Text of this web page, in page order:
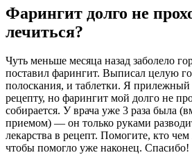
Фарингит долго не
лечиться?
Чуть меньше месяца назад заболело
поставил фарингит. Выписал целую
полоскания, и таблетки. Я прилежный
рецепту, но фарингит мой долго не
собирается. У врача уже 3 раза была
приемом) — он только руками
лекарства в рецепт. Помогите, кто
чтобы помогло уже наконец. Спасибо!